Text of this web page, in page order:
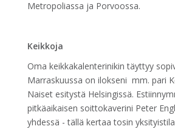
Metropoliassa ja Porvoossa.
Keikkoja
Oma keikkakalenterinikin täyttyy
Marraskuussa on ilokseni mm. pari
Naiset esitystä Helsingissä.
pitkäaikaisen soittokaverini Peter
yhdessä - tällä kertaa tosin